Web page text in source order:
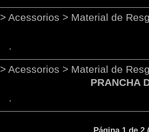
> Acessorios > Material de
> Acessorios > Material de
PRANCHA
Página 1 de